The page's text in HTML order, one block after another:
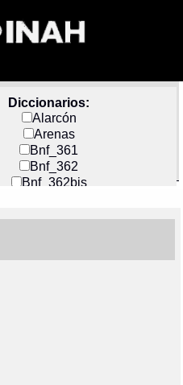
Diccionarios:
Alarcón
Arenas
Bnf_361
Bnf_362
Bnf_362bis
Docs_México